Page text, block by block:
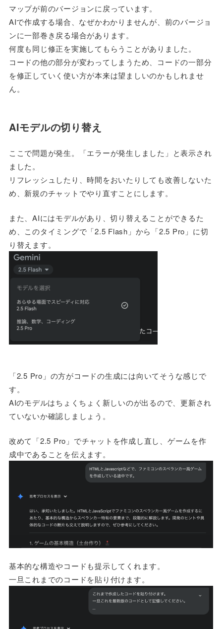
マップが前のバージョンに戻っています。
AIで作成する場合、なぜかわかりませんが、前のバージョ
ンに一部巻き戻る場合があります。
何度も同じ修正を実施してもらうことがありました。
コードの他の部分が変わってしまうため、コードの一部分
を修正していく使い方が本来は望ましいのかもしれませ
ん。
AIモデルの切り替え
ここで問題が発生。「エラーが発生しました」と表示され
ました。
リフレッシュしたり、時間をおいたりしても改善しないた
め、新規のチャットでやり直すことにします。
また、AIにはモデルがあり、切り替えることができるた
め、このタイミングで「2.5 Flash」から「2.5 Pro」に切
り替えます。
「2.5 Pro」の方がコードの生成には向いてそうな感じで
す。
AIのモデルはちょくちょく新しいのが出るので、更新され
ていないか確認しましょう。
改めて「2.5 Pro」でチャットを作成し直し、ゲームを作
成中であることを伝えます。
基本的な構造やコードも提示してくれます。
一旦これまでのコードを貼り付けます。